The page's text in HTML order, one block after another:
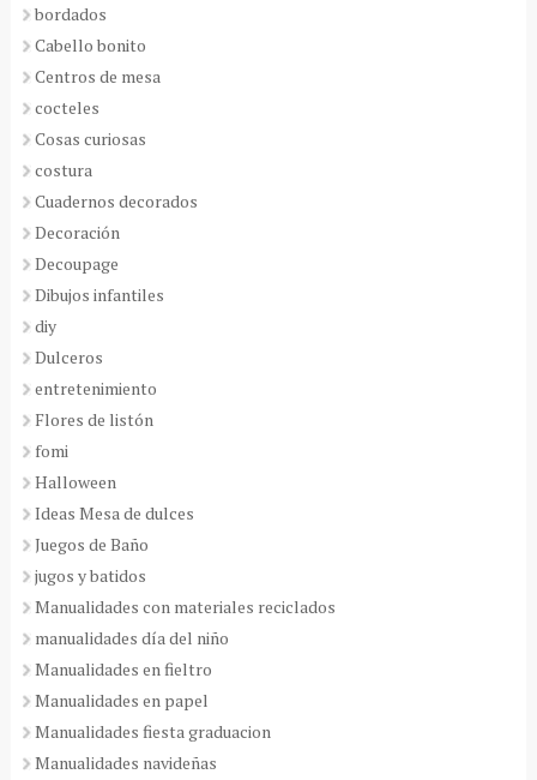
bordados
Cabello bonito
Centros de mesa
cocteles
Cosas curiosas
costura
Cuadernos decorados
Decoración
Decoupage
Dibujos infantiles
diy
Dulceros
entretenimiento
Flores de listón
fomi
Halloween
Ideas Mesa de dulces
Juegos de Baño
jugos y batidos
Manualidades con materiales reciclados
manualidades día del niño
Manualidades en fieltro
Manualidades en papel
Manualidades fiesta graduacion
Manualidades navideñas